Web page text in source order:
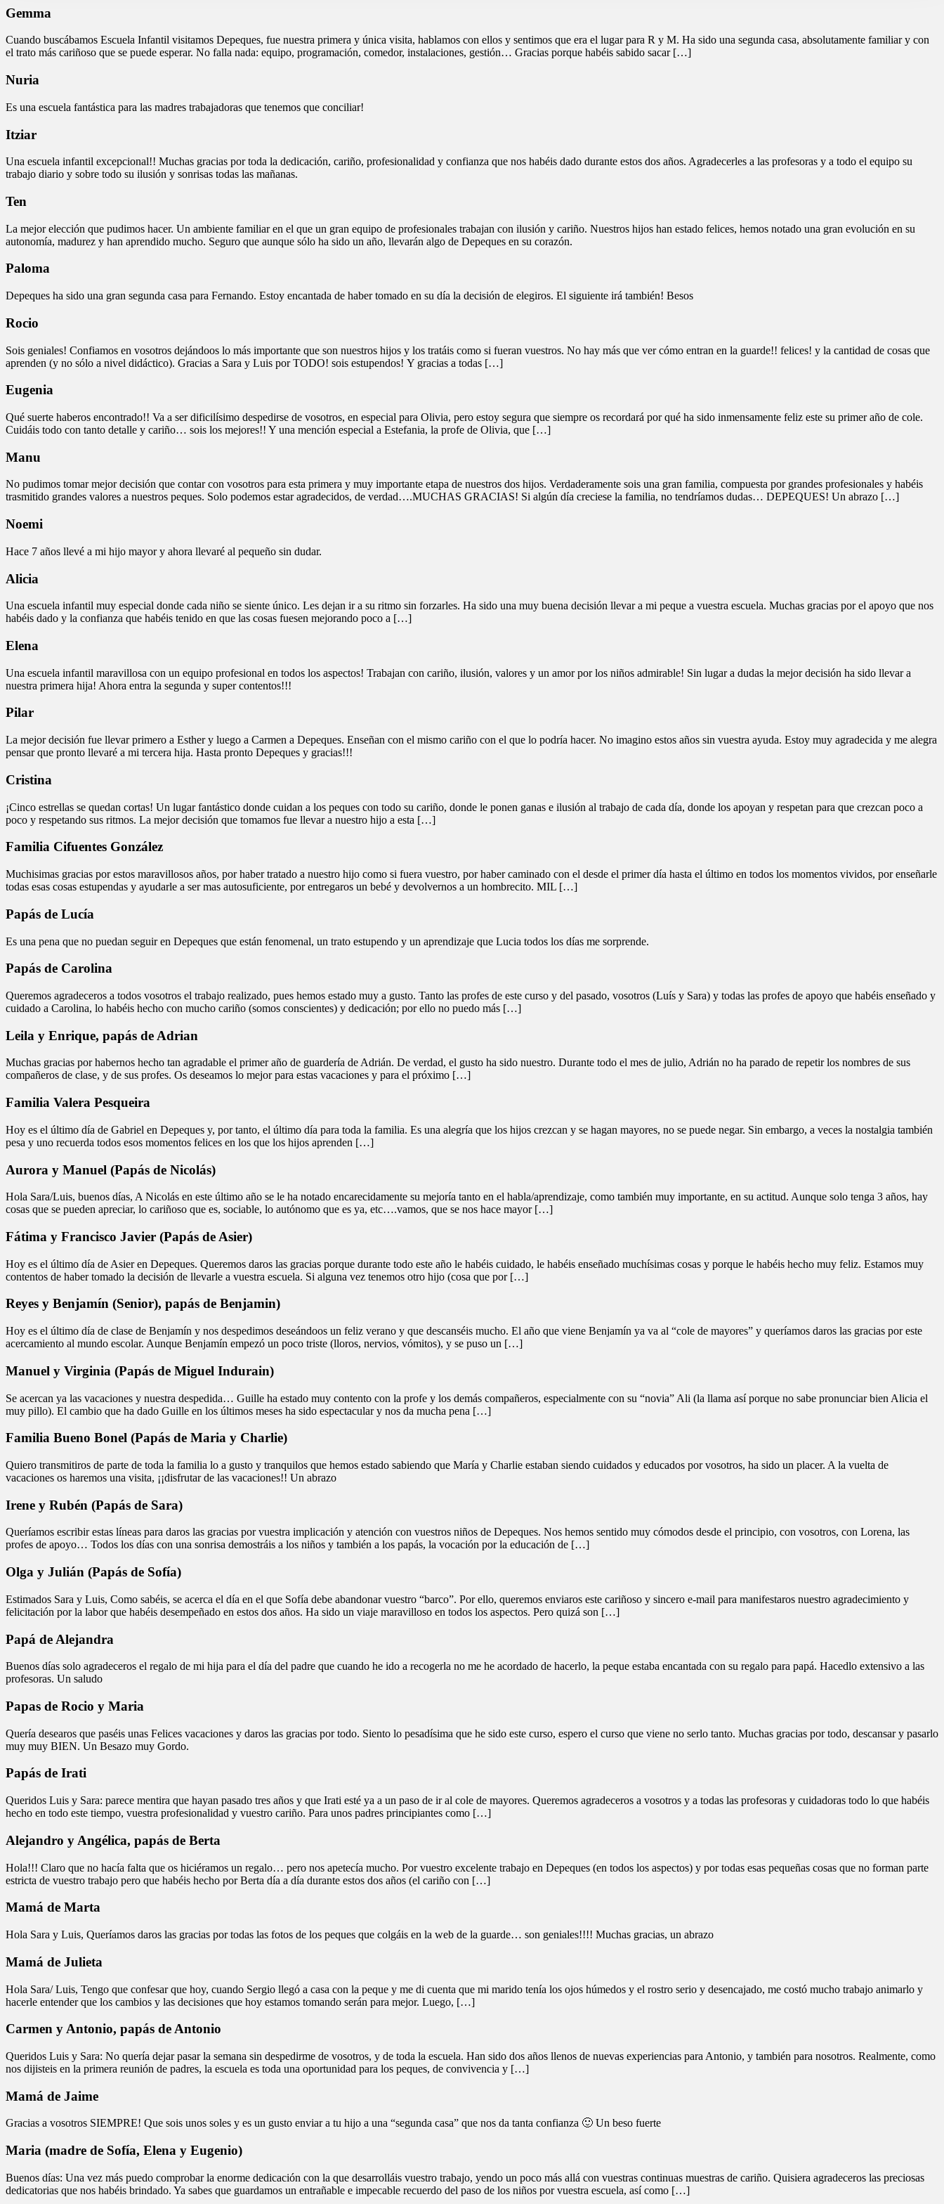
Gemma
Cuando buscábamos Escuela Infantil visitamos Depeques, fue nuestra primera y única visita, hablamos con ellos y sentimos que era el lugar para R y M. Ha sido una segunda casa, absolutamente familiar y con
el trato más cariñoso que se puede esperar. No falla nada: equipo, programación, comedor, instalaciones, gestión… Gracias porque habéis sabido sacar […]
Nuria
Es una escuela fantástica para las madres trabajadoras que tenemos que conciliar!
Itziar
Una escuela infantil excepcional!! Muchas gracias por toda la dedicación, cariño, profesionalidad y confianza que nos habéis dado durante estos dos años. Agradecerles a las profesoras y a todo el equipo su
trabajo diario y sobre todo su ilusión y sonrisas todas las mañanas.
Ten
La mejor elección que pudimos hacer. Un ambiente familiar en el que un gran equipo de profesionales trabajan con ilusión y cariño. Nuestros hijos han estado felices, hemos notado una gran evolución en su
autonomía, madurez y han aprendido mucho. Seguro que aunque sólo ha sido un año, llevarán algo de Depeques en su corazón.
Paloma
Depeques ha sido una gran segunda casa para Fernando. Estoy encantada de haber tomado en su día la decisión de elegiros. El siguiente irá también! Besos
Rocio
Sois geniales! Confiamos en vosotros dejándoos lo más importante que son nuestros hijos y los tratáis como si fueran vuestros. No hay más que ver cómo entran en la guarde!! felices! y la cantidad de cosas que
aprenden (y no sólo a nivel didáctico). Gracias a Sara y Luis por TODO! sois estupendos! Y gracias a todas […]
Eugenia
Qué suerte haberos encontrado!! Va a ser dificilísimo despedirse de vosotros, en especial para Olivia, pero estoy segura que siempre os recordará por qué ha sido inmensamente feliz este su primer año de cole.
Cuidáis todo con tanto detalle y cariño… sois los mejores!! Y una mención especial a Estefania, la profe de Olivia, que […]
Manu
No pudimos tomar mejor decisión que contar con vosotros para esta primera y muy importante etapa de nuestros dos hijos. Verdaderamente sois una gran familia, compuesta por grandes profesionales y habéis
trasmitido grandes valores a nuestros peques. Solo podemos estar agradecidos, de verdad….MUCHAS GRACIAS! Si algún día creciese la familia, no tendríamos dudas… DEPEQUES! Un abrazo […]
Noemi
Hace 7 años llevé a mi hijo mayor y ahora llevaré al pequeño sin dudar.
Alicia
Una escuela infantil muy especial donde cada niño se siente único. Les dejan ir a su ritmo sin forzarles. Ha sido una muy buena decisión llevar a mi peque a vuestra escuela. Muchas gracias por el apoyo que nos
habéis dado y la confianza que habéis tenido en que las cosas fuesen mejorando poco a […]
Elena
Una escuela infantil maravillosa con un equipo profesional en todos los aspectos! Trabajan con cariño, ilusión, valores y un amor por los niños admirable! Sin lugar a dudas la mejor decisión ha sido llevar a
nuestra primera hija! Ahora entra la segunda y super contentos!!!
Pilar
La mejor decisión fue llevar primero a Esther y luego a Carmen a Depeques. Enseñan con el mismo cariño con el que lo podría hacer. No imagino estos años sin vuestra ayuda. Estoy muy agradecida y me alegra
pensar que pronto llevaré a mi tercera hija. Hasta pronto Depeques y gracias!!!
Cristina
¡Cinco estrellas se quedan cortas! Un lugar fantástico donde cuidan a los peques con todo su cariño, donde le ponen ganas e ilusión al trabajo de cada día, donde los apoyan y respetan para que crezcan poco a
poco y respetando sus ritmos. La mejor decisión que tomamos fue llevar a nuestro hijo a esta […]
Familia Cifuentes González
Muchisimas gracias por estos maravillosos años, por haber tratado a nuestro hijo como si fuera vuestro, por haber caminado con el desde el primer día hasta el último en todos los momentos vividos, por enseñarle
todas esas cosas estupendas y ayudarle a ser mas autosuficiente, por entregaros un bebé y devolvernos a un hombrecito. MIL […]
Papás de Lucía
Es una pena que no puedan seguir en Depeques que están fenomenal, un trato estupendo y un aprendizaje que Lucia todos los días me sorprende.
Papás de Carolina
Queremos agradeceros a todos vosotros el trabajo realizado, pues hemos estado muy a gusto. Tanto las profes de este curso y del pasado, vosotros (Luís y Sara) y todas las profes de apoyo que habéis enseñado y
cuidado a Carolina, lo habéis hecho con mucho cariño (somos conscientes) y dedicación; por ello no puedo más […]
Leila y Enrique, papás de Adrian
Muchas gracias por habernos hecho tan agradable el primer año de guardería de Adrián. De verdad, el gusto ha sido nuestro. Durante todo el mes de julio, Adrián no ha parado de repetir los nombres de sus
compañeros de clase, y de sus profes. Os deseamos lo mejor para estas vacaciones y para el próximo […]
Familia Valera Pesqueira
Hoy es el último día de Gabriel en Depeques y, por tanto, el último día para toda la familia. Es una alegría que los hijos crezcan y se hagan mayores, no se puede negar. Sin embargo, a veces la nostalgia también
pesa y uno recuerda todos esos momentos felices en los que los hijos aprenden […]
Aurora y Manuel (Papás de Nicolás)
Hola Sara/Luis, buenos días, A Nicolás en este último año se le ha notado encarecidamente su mejoría tanto en el habla/aprendizaje, como también muy importante, en su actitud. Aunque solo tenga 3 años, hay
cosas que se pueden apreciar, lo cariñoso que es, sociable, lo autónomo que es ya, etc….vamos, que se nos hace mayor […]
Fátima y Francisco Javier (Papás de Asier)
Hoy es el último día de Asier en Depeques. Queremos daros las gracias porque durante todo este año le habéis cuidado, le habéis enseñado muchísimas cosas y porque le habéis hecho muy feliz. Estamos muy
contentos de haber tomado la decisión de llevarle a vuestra escuela. Si alguna vez tenemos otro hijo (cosa que por […]
Reyes y Benjamín (Senior), papás de Benjamin)
Hoy es el último día de clase de Benjamín y nos despedimos deseándoos un feliz verano y que descanséis mucho. El año que viene Benjamín ya va al “cole de mayores” y queríamos daros las gracias por este
acercamiento al mundo escolar. Aunque Benjamín empezó un poco triste (lloros, nervios, vómitos), y se puso un […]
Manuel y Virginia (Papás de Miguel Indurain)
Se acercan ya las vacaciones y nuestra despedida… Guille ha estado muy contento con la profe y los demás compañeros, especialmente con su “novia” Ali (la llama así porque no sabe pronunciar bien Alicia el
muy pillo). El cambio que ha dado Guille en los últimos meses ha sido espectacular y nos da mucha pena […]
Familia Bueno Bonel (Papás de Maria y Charlie)
Quiero transmitiros de parte de toda la familia lo a gusto y tranquilos que hemos estado sabiendo que María y Charlie estaban siendo cuidados y educados por vosotros, ha sido un placer. A la vuelta de
vacaciones os haremos una visita, ¡¡disfrutar de las vacaciones!! Un abrazo
Irene y Rubén (Papás de Sara)
Queríamos escribir estas líneas para daros las gracias por vuestra implicación y atención con vuestros niños de Depeques. Nos hemos sentido muy cómodos desde el principio, con vosotros, con Lorena, las
profes de apoyo… Todos los días con una sonrisa demostráis a los niños y también a los papás, la vocación por la educación de […]
Olga y Julián (Papás de Sofía)
Estimados Sara y Luis, Como sabéis, se acerca el día en el que Sofía debe abandonar vuestro “barco”. Por ello, queremos enviaros este cariñoso y sincero e-mail para manifestaros nuestro agradecimiento y
felicitación por la labor que habéis desempeñado en estos dos años. Ha sido un viaje maravilloso en todos los aspectos. Pero quizá son […]
Papá de Alejandra
Buenos días solo agradeceros el regalo de mi hija para el día del padre que cuando he ido a recogerla no me he acordado de hacerlo, la peque estaba encantada con su regalo para papá. Hacedlo extensivo a las
profesoras. Un saludo
Papas de Rocio y Maria
Quería desearos que paséis unas Felices vacaciones y daros las gracias por todo. Siento lo pesadísima que he sido este curso, espero el curso que viene no serlo tanto. Muchas gracias por todo, descansar y pasarlo
muy muy BIEN. Un Besazo muy Gordo.
Papás de Irati
Queridos Luis y Sara: parece mentira que hayan pasado tres años y que Irati esté ya a un paso de ir al cole de mayores. Queremos agradeceros a vosotros y a todas las profesoras y cuidadoras todo lo que habéis
hecho en todo este tiempo, vuestra profesionalidad y vuestro cariño. Para unos padres principiantes como […]
Alejandro y Angélica, papás de Berta
Hola!!! Claro que no hacía falta que os hiciéramos un regalo… pero nos apetecía mucho. Por vuestro excelente trabajo en Depeques (en todos los aspectos) y por todas esas pequeñas cosas que no forman parte
estricta de vuestro trabajo pero que habéis hecho por Berta día a día durante estos dos años (el cariño con […]
Mamá de Marta
Hola Sara y Luis, Queríamos daros las gracias por todas las fotos de los peques que colgáis en la web de la guarde… son geniales!!!! Muchas gracias, un abrazo
Mamá de Julieta
Hola Sara/ Luis, Tengo que confesar que hoy, cuando Sergio llegó a casa con la peque y me di cuenta que mi marido tenía los ojos húmedos y el rostro serio y desencajado, me costó mucho trabajo animarlo y
hacerle entender que los cambios y las decisiones que hoy estamos tomando serán para mejor. Luego, […]
Carmen y Antonio, papás de Antonio
Queridos Luis y Sara: No quería dejar pasar la semana sin despedirme de vosotros, y de toda la escuela. Han sido dos años llenos de nuevas experiencias para Antonio, y también para nosotros. Realmente, como
nos dijisteis en la primera reunión de padres, la escuela es toda una oportunidad para los peques, de convivencia y […]
Mamá de Jaime
Gracias a vosotros SIEMPRE! Que sois unos soles y es un gusto enviar a tu hijo a una “segunda casa” que nos da tanta confianza 🙂 Un beso fuerte
Maria (madre de Sofía, Elena y Eugenio)
Buenos días: Una vez más puedo comprobar la enorme dedicación con la que desarrolláis vuestro trabajo, yendo un poco más allá con vuestras continuas muestras de cariño. Quisiera agradeceros las preciosas
dedicatorias que nos habéis brindado. Ya sabes que guardamos un entrañable e impecable recuerdo del paso de los niños por vuestra escuela, así como […]